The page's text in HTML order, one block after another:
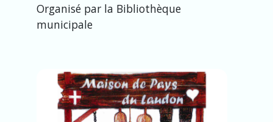
Organisé par la Bibliothèque
municipale